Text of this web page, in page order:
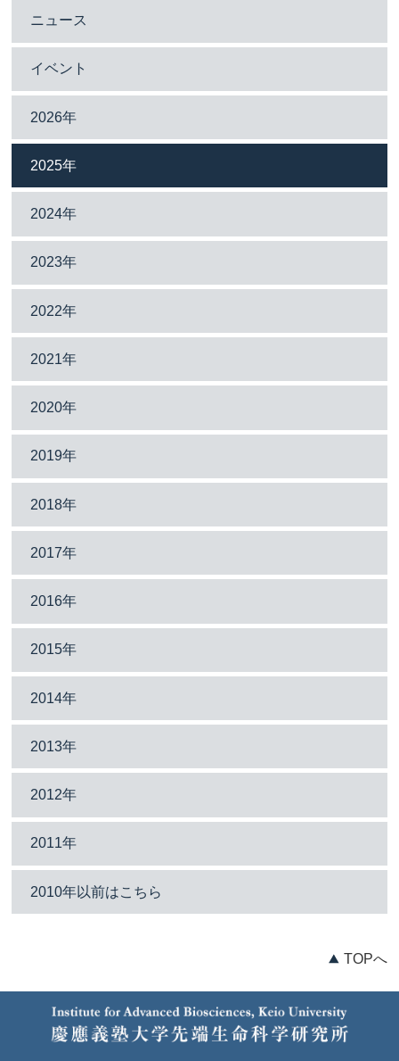
ニュース
イベント
2026年
2025年
2024年
2023年
2022年
2021年
2020年
2019年
2018年
2017年
2016年
2015年
2014年
2013年
2012年
2011年
2010年以前はこちら
TOPへ